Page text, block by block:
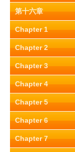
第十六章
Chapter 1
Chapter 2
Chapter 3
Chapter 4
Chapter 5
Chapter 6
Chapter 7